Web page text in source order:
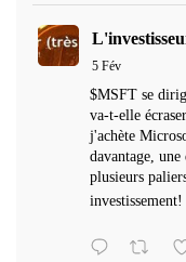
5 Fév
$MSFT se
va-t-elle
j'achète
davantage,
plusieurs